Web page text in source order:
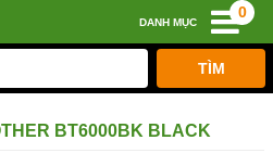
0
DANH MỤC
BT6000BK BLACK